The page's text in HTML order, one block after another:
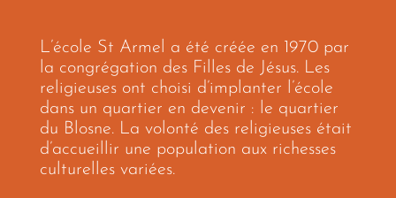
L’école St Armel a été créée en 1970 par
la congrégation des Filles de Jésus. Les
religieuses ont choisi d’implanter l’école
dans un quartier en devenir : le quartier
du Blosne. La volonté des religieuses était
d’accueillir une population aux richesses
culturelles variées.